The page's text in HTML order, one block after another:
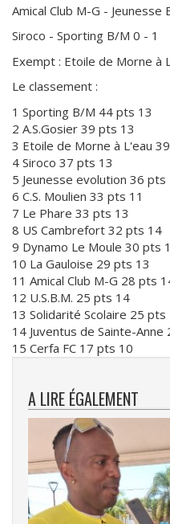
Amical Club M-G - Jeunesse
Siroco - Sporting B/M 0 - 1
Exempt : Etoile de Morne à
Le classement :
1 Sporting B/M 44 pts 13
2 A.S.Gosier 39 pts 13
3 Etoile de Morne à L'eau
4 Siroco 37 pts 13
5 Jeunesse evolution 36 pts
6 C.S. Moulien 33 pts 11
7 Le Phare 33 pts 13
8 US Cambrefort 32 pts 14
9 Dynamo Le Moule 30 pts
10 La Gauloise 29 pts 13
11 Amical Club M-G 28 pts
12 U.S.B.M. 25 pts 14
13 Solidarité Scolaire 25 pts
14 Juventus de Sainte-Anne
15 Cerfa FC 17 pts 10
A LIRE ÉGALEMENT